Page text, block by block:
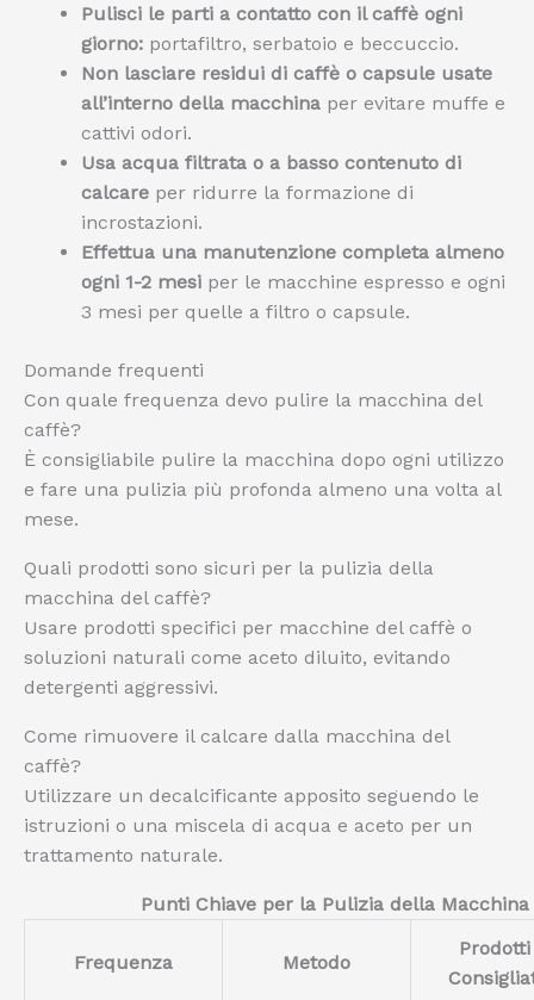
Pulisci le parti a contatto con il caffè ogni
giorno: portafiltro, serbatoio e beccuccio.
Non lasciare residui di caffè o capsule usate
all’interno della macchina per evitare muffe e
cattivi odori.
Usa acqua filtrata o a basso contenuto di
calcare per ridurre la formazione di
incrostazioni.
Effettua una manutenzione completa almeno
ogni 1-2 mesi per le macchine espresso e ogni
3 mesi per quelle a filtro o capsule.
Domande frequenti
Con quale frequenza devo pulire la macchina del
caffè?
È consigliabile pulire la macchina dopo ogni utilizzo
e fare una pulizia più profonda almeno una volta al
mese.
Quali prodotti sono sicuri per la pulizia della
macchina del caffè?
Usare prodotti specifici per macchine del caffè o
soluzioni naturali come aceto diluito, evitando
detergenti aggressivi.
Come rimuovere il calcare dalla macchina del
caffè?
Utilizzare un decalcificante apposito seguendo le
istruzioni o una miscela di acqua e aceto per un
trattamento naturale.
Punti Chiave per la Pulizia della
Frequenza Metodo
Prodotti